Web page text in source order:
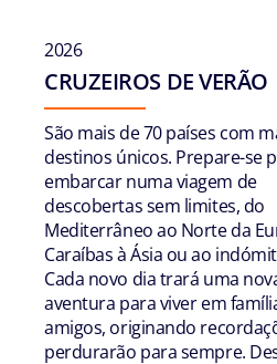
2026
CRUZEIROS DE VERÃO
São mais de 70 países com
destinos únicos. Prepare-se
embarcar numa viagem de
descobertas sem limites, do
Mediterrâneo ao Norte da
Caraíbas à Ásia ou ao
Cada novo dia trará uma
aventura para viver em
amigos, originando
perdurarão para sempre.